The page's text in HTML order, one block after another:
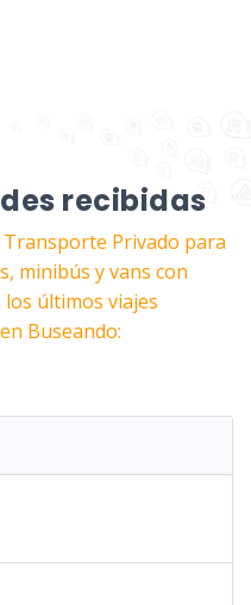
recibidas
Transporte Privado para
minibús y vans con
últimos viajes
Buseando: